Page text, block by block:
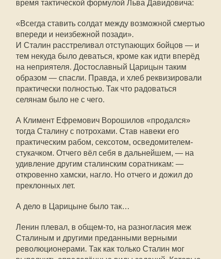
время тактической формулой Льва Давидовича:
«Всегда ставить солдат между возможной смертью
впереди и неизбежной позади».
И Сталин расстреливал отступающих бойцов — и
тем некуда было деваться, кроме как идти вперёд
на неприятеля. Достославный Царицын таким
образом — спасли. Правда, и хлеб реквизировали
практически полностью. Так что радоваться
селянам было не с чего.
А Климент Ефремович Ворошилов «продался»
тогда Сталину с потрохами. Став навеки его
практическим рабом, сексотом, осведомителем-
стукачком. Отчего вёл себя в дальнейшем, — на
удивление другим сталинским соратникам: —
откровенно хамски, нагло. Но отчего и дожил до
преклонных лет.
А дело в Царицыне было так…
Ленин плевал, в общем-то, на разногласия меж
Сталиным и другими преданными верными
революционерами. Так как только Сталин мог